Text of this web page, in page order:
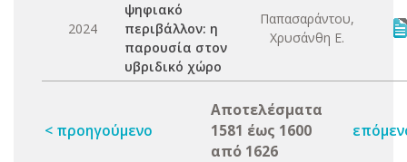
2024
ψηφιακό
περιβάλλον: η
παρουσία στον
υβριδικό χώρο
Παπασαράντου,
Χρυσάνθη Ε.
< προηγούμενο
Αποτελέσματα
1581 έως 1600
από 1626